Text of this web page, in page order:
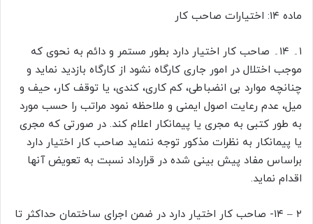
ماده ۱۴: اختیارات صاحب کار
۱۔ ۱۴۔ صاحب کار اختیار دارد بطور مستمر و دائم به نحوی که
موجب اختلال در امور جاری کارگاه نشود از کارگاه بازدید نماید و
چنانچه موارد بی انضباطی، کم کاری، کندی، یا توقف کار، حیف و
میل، عدم رعایت اصول ایمنی و ملاحظه نمود مراتب را حسب مورد
به طور کتبی به مجری یا پیمانکار اعلام کند. در صورتی که مجری
یا پیمانکار به نظرات مذکور توجه ننماید صاحب کار اختیار دارد
براساس مفاد پیش بینی شده در قرارداد نسبت به تعویض آنها
اقدام نماید.
۲ – ۱۴- صاحب کار اختیار دارد در ضمن اجرای ساختمان حداکثر تا